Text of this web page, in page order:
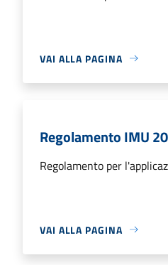
VAI ALLA PAGINA
Regolamento IMU
Regolamento per
VAI ALLA PAGINA